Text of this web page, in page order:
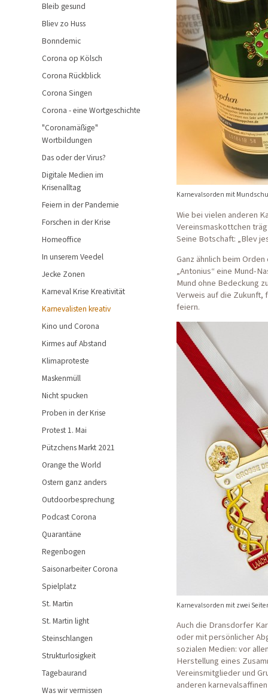
Bleib gesund
Bliev zo Huss
Bonndemic
Corona op Kölsch
Corona Rückblick
Corona Singen
Corona - eine Wortgeschichte
"Coronamäßige"
Wortbildungen
Das oder der Virus?
Digitale Medien im
Krisenalltag
Feiern in der Pandemie
Forschen in der Krise
Homeoffice
In unserem Veedel
Jecke Zonen
Karneval Krise Kreativität
Karnevalisten kreativ
Kino und Corona
Kirmes auf Abstand
Klimaproteste
Maskenmüll
Nicht spucken
Proben in der Krise
Protest 1. Mai
Pützchens Markt 2021
Orange the World
Ostern ganz anders
Outdoorbesprechung
Podcast Corona
Quarantäne
Regenbogen
Saisonarbeiter Corona
Spielplatz
St. Martin
St. Martin light
Steinschlangen
Strukturlosigkeit
Tagebaurand
Was wir vermissen
Karnevalsorden mit
Wie bei vielen anderen
Vereinsmaskottchen
Seine Botschaft: „Blev
Ganz ähnlich beim
„Antonius“ eine Mund-
Mund ohne Bedeckung
Verweis auf die Zukunft,
feiern.
Karnevalsorden mit zwei
Auch die Dransdorfer
oder mit persönlicher
sozialen Medien: vor
Herstellung eines
Vereinsmitglieder und
anderen